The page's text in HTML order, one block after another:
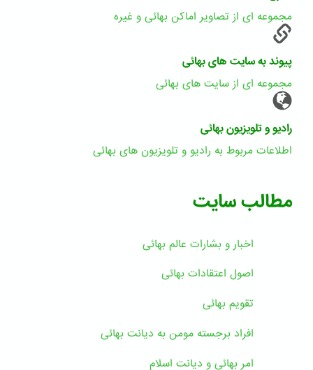
مجموعه ای از تصاویر اماکن بهائی و غیره
پیوند به سایت های بهائی
مجموعه ای از سایت های بهائی
رادیو و تلویزیون بهائی
اطلاعات مربوط به رادیو و تلویزیون های بهائی
مطالب سایت
اخبار و بشارات عالم بهائى
اصول اعتقادات بهائی
تقویم بهائی
افراد برجسته مومن به دیانت بهائی
امر بهائی و دیانت اسلام